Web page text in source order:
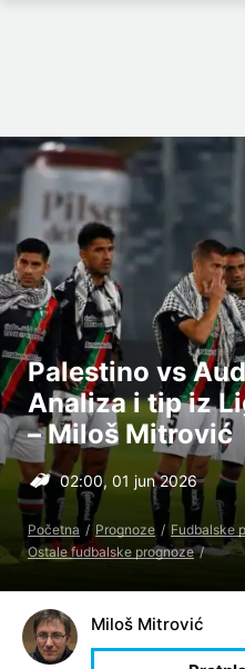
Palestino vs
Analiza i tip iz
– Miloš Mitrović
02:00, 01 jun 2026
Početna Prognoze
Fudbalske
Ostale fudbalske prognoze
Miloš Mitrović